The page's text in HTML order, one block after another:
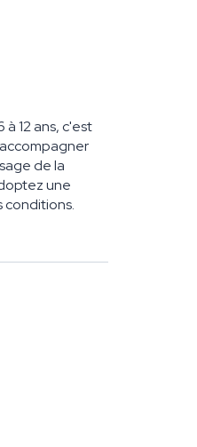
12 ans, c'est
de la
une
conditions.